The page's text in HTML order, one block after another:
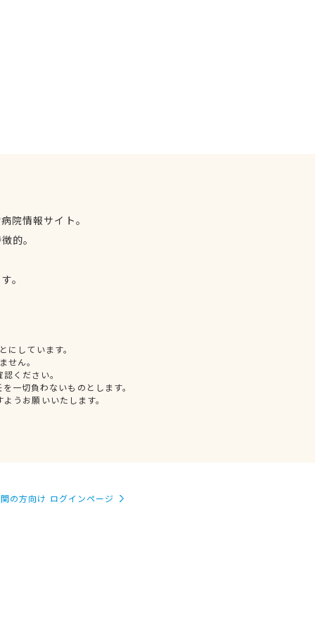
院情報サイト。
的。
。
しています。
せん。
ください。
一切負わないものとします。
うお願いいたします。
の方向け ログインページ